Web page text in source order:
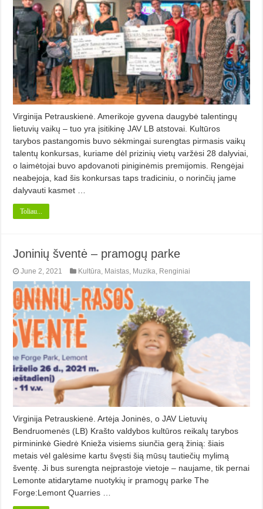
Virginija Petrauskienė. Amerikoje gyvena daugybė talentingų
lietuvių vaikų – tuo yra įsitikinę JAV LB atstovai. Kultūros
tarybos pastangomis buvo sėkmingai surengtas pirmasis vaikų
talentų konkursas, kuriame dėl prizinių vietų varžėsi 28 dalyviai,
o laimėtojai buvo apdovanoti piniginėmis premijomis. Rengėjai
neabejoja, kad šis konkursas taps tradiciniu, o norinčių jame
dalyvauti kasmet …
Toliau...
Joninių šventė – pramogų parke
June 2, 2021 Kultūra Maistas Muzika Renginiai
Virginija Petrauskienė. Artėja Joninės, o JAV Lietuvių
Bendruomenės (LB) Krašto valdybos kultū­ros reikalų tarybos
pirmininkė Giedrė Knieža visiems siunčia gerą žinią: šiais
metais vėl galėsime kartu švęsti šią mū­sų tautiečių mylimą
šventę. Ji bus surengta neįprastoje vietoje – naujame, tik pernai
Lemonte atidarytame nuotykių ir pramogų parke The
Forge:Lemont Quarries …